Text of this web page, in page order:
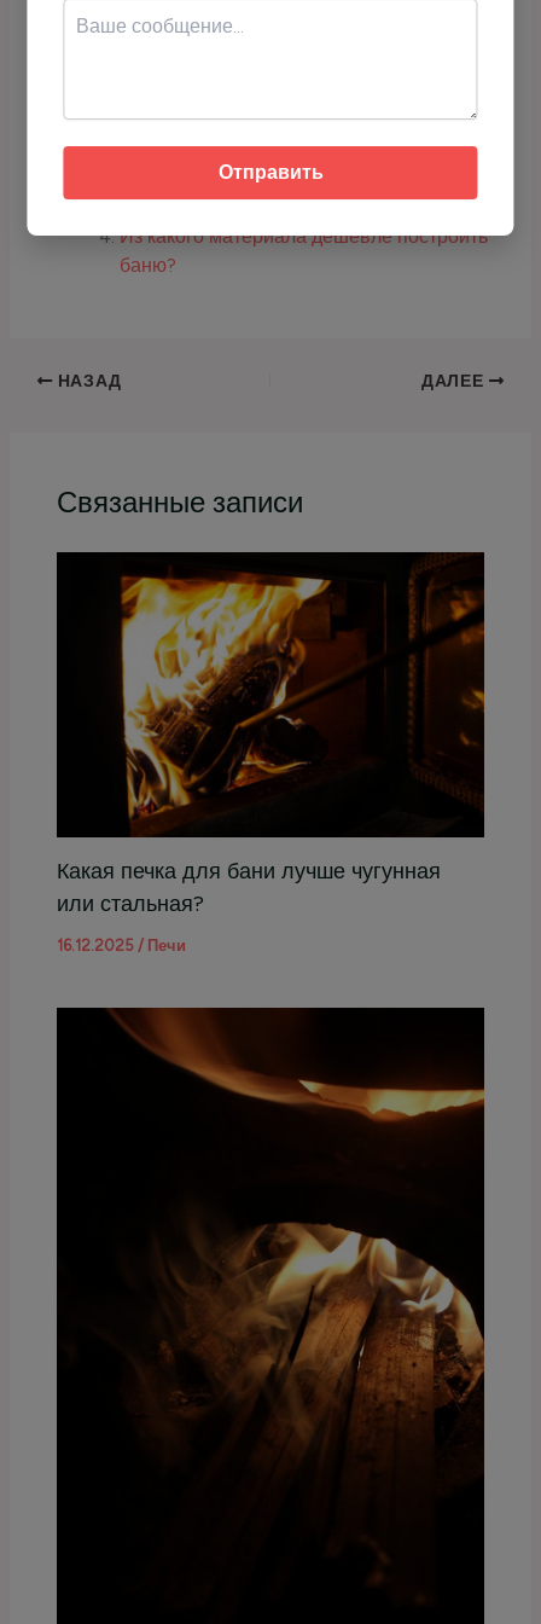
Скопируйте адрес или используйте QR-код для перевода USDT.
Из какого материала лучше строить
Из какого материала самая лучшая баня?
Из какого материала дешевле построить
баню?
НАЗАД ДАЛЕЕ
Связанные записи
Какая печка для бани лучше чугунная
или стальная?
16.12.2025/ Печи
Отправить